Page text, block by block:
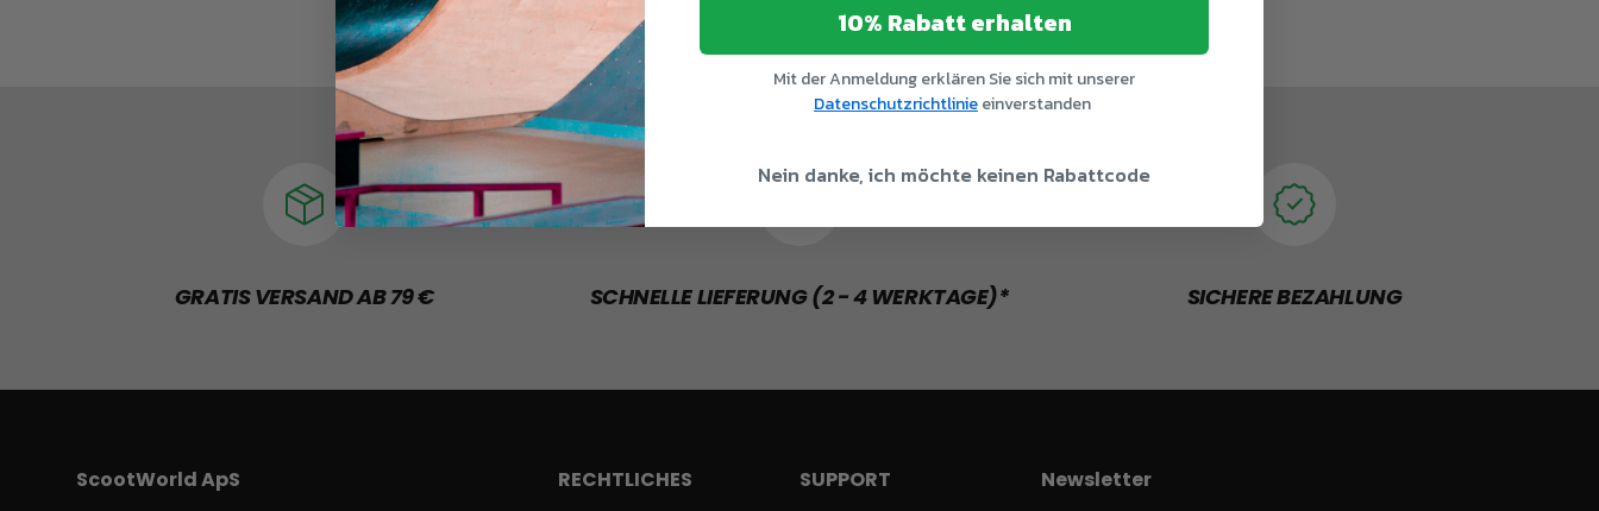
GRATIS VERSAND AB 79 € SCHNELLE LIEFERUNG (2 - 4 WERKTAGE)* SICHERE BEZAHLUNG
ScootWorld ApS
RECHTLICHES
SUPPORT
Newsletter
10% Rabatt erhalten
Mit der Anmeldung erklären Sie sich mit unserer
Datenschutzrichtlinieeinverstanden
Nein danke, ich möchte keinen Rabattcode